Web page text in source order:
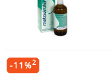
-11%2